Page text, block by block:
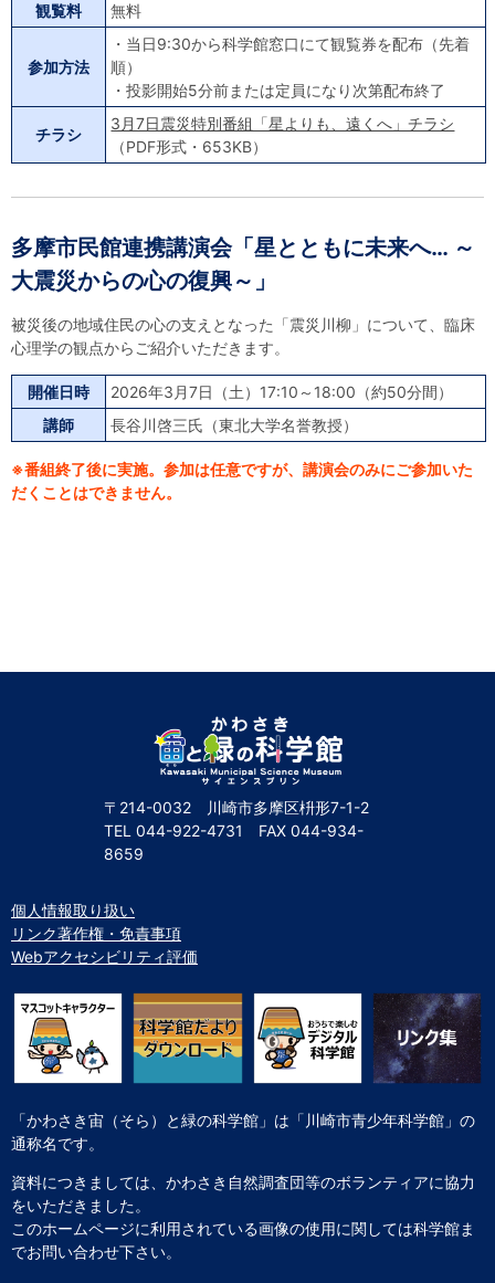
観覧料
無料
参加方法
・当日9:30から科学館窓口にて観覧券を配布（先着
順）
・投影開始5分前または定員になり次第配布終了
チラシ
3月7日震災特別番組「星よりも、遠くへ」チラシ
（PDF形式・653KB）
多摩市民館連携講演会「星とともに未来へ… ～
大震災からの心の復興～」
被災後の地域住民の心の支えとなった「震災川柳」について、臨床
心理学の観点からご紹介いただきます。
開催日時
2026年3月7日（土）17:10～18:00（約50分間）
講師
長谷川啓三氏（東北大学名誉教授）
※番組終了後に実施。参加は任意ですが、講演会のみにご参加いた
だくことはできません。
〒214-0032 川崎市多摩区枡形7-1-2
TEL 044-922-4731 FAX 044-934-
8659
個人情報取り扱い
リンク著作権・免責事項
Webアクセシビリティ評価
「かわさき宙（そら）と緑の科学館」は「川崎市青少年科学館」の
通称名です。
資料につきましては、かわさき自然調査団等のボランティアに協力
をいただきました。
このホームページに利用されている画像の使用に関しては科学館ま
でお問い合わせ下さい。